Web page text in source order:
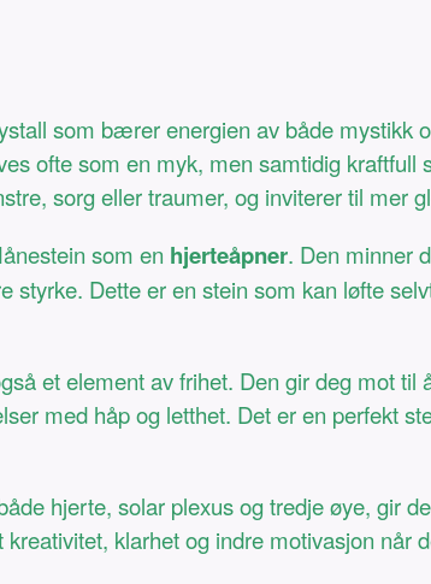
som bærer energien av både
ofte som en myk, men samtidig
sorg eller traumer, og inviterer til mer
som en hjerteåpner. Den minner
styrke. Dette er en stein som kan løfte
et element av frihet. Den gir deg mot
med håp og letthet. Det er en perfekt
hjerte, solar plexus og tredje øye, gir
klarhet og indre motivasjon når